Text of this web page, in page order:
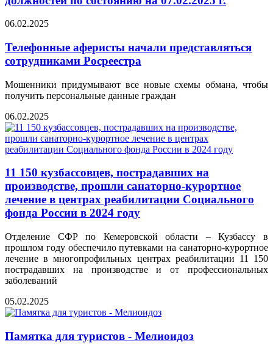
06.02.2025
Телефонные аферисты начали представляться
сотрудниками Росреестра
Мошенники придумывают все новые схемы обмана, чтобы
получить персональные данные граждан
06.02.2025
11 150 кузбассовцев, пострадавших на
производстве, прошли санаторно-курортное
лечение в центрах реабилитации Социального
фонда России в 2024 году
Отделение СФР по Кемеровской области – Кузбассу в
прошлом году обеспечило путевками на санаторно-курортное
лечение в многопрофильных центрах реабилитации 11 150
пострадавших на производстве и от профессиональных
заболеваний
05.02.2025
Памятка для туристов - Мелиоидоз